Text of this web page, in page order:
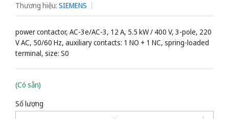
Thương hiệu: SIEMENS
power contactor, AC-3e/AC-3, 12 A, 5.5 kW / 400 V, 3-pole, 220
V AC, 50/60 Hz, auxiliary contacts: 1 NO + 1 NC, spring-loaded
terminal, size: S0
(Có sẵn)
Số lượng